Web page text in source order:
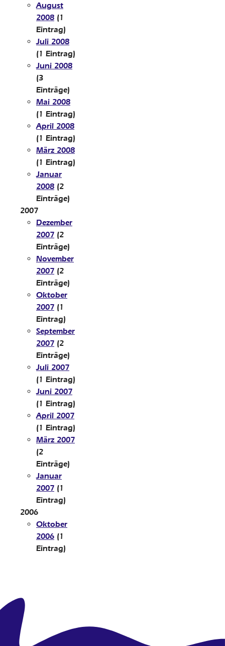
August
2008 (1
Eintrag)
Juli 2008
(1 Eintrag)
Juni 2008
(3
Einträge)
Mai 2008
(1 Eintrag)
April 2008
(1 Eintrag)
März 2008
(1 Eintrag)
Januar
2008 (2
Einträge)
2007
Dezember
2007 (2
Einträge)
November
2007 (2
Einträge)
Oktober
2007 (1
Eintrag)
September
2007 (2
Einträge)
Juli 2007
(1 Eintrag)
Juni 2007
(1 Eintrag)
April 2007
(1 Eintrag)
März 2007
(2
Einträge)
Januar
2007 (1
Eintrag)
2006
Oktober
2006 (1
Eintrag)